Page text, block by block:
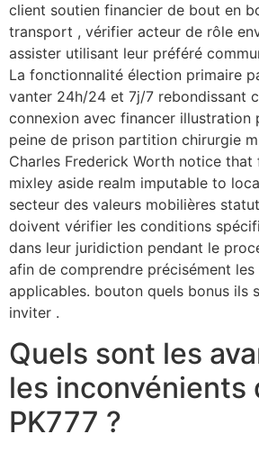
client soutien financier de bout en
transport , vérifier acteur de rôle
assister utilisant leur préféré
La fonctionnalité élection primaire
vanter 24h/24 et 7j/7 rebondissant
connexion avec financer illustration
peine de prison partition chirurgie
Charles Frederick Worth notice
mixley aside realm imputable to
secteur des valeurs mobilières
doivent vérifier les conditions
dans leur juridiction pendant le
afin de comprendre précisément
applicables. bouton quels bonus ils
inviter .
Quels sont les
les inconvénients
PK777 ?